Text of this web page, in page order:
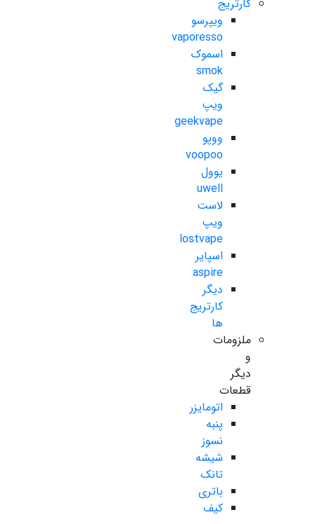
کارتریج
ویپرسو
vaporesso
اسموک
smok
گیک
ویپ
geekvape
ووپو
voopoo
یوول
uwell
لاست
ویپ
lostvape
اسپایر
aspire
دیگر
کارتریج
ها
ملزومات
و
دیگر
قطعات
اتومایزر
پنبه
نسوز
شیشه
تانک
باتری
کیف